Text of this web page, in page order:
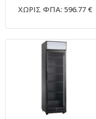
ΧΩΡΙΣ ΦΠΑ: 596.77 €